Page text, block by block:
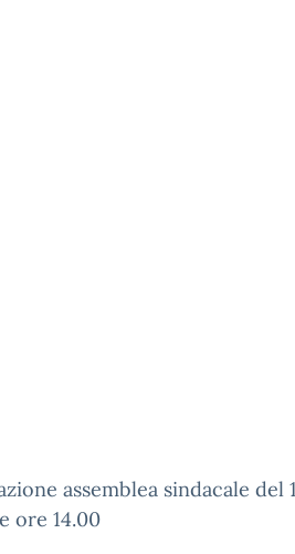
assemblea sindacale
ore 14.00